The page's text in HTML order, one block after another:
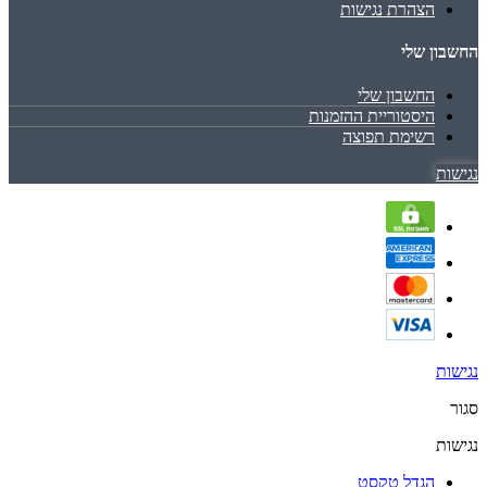
הצהרת נגישות
החשבון שלי
החשבון שלי
היסטוריית ההזמנות
רשימת תפוצה
נגישות
נגישות
סגור
נגישות
הגדל טקסט